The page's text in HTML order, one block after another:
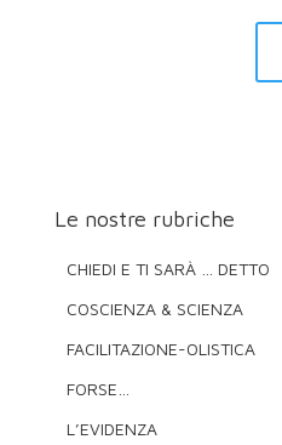
Le nostre rubriche
CHIEDI E TI SARÀ … DETTO
COSCIENZA & SCIENZA
FACILITAZIONE-OLISTICA
FORSE…
L’EVIDENZA